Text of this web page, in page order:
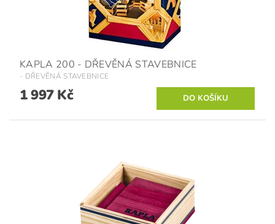
KAPLA 200 - DŘEVĚNÁ STAVEBNICE
- DŘEVĚNÁ STAVEBNICE
1 997 Kč